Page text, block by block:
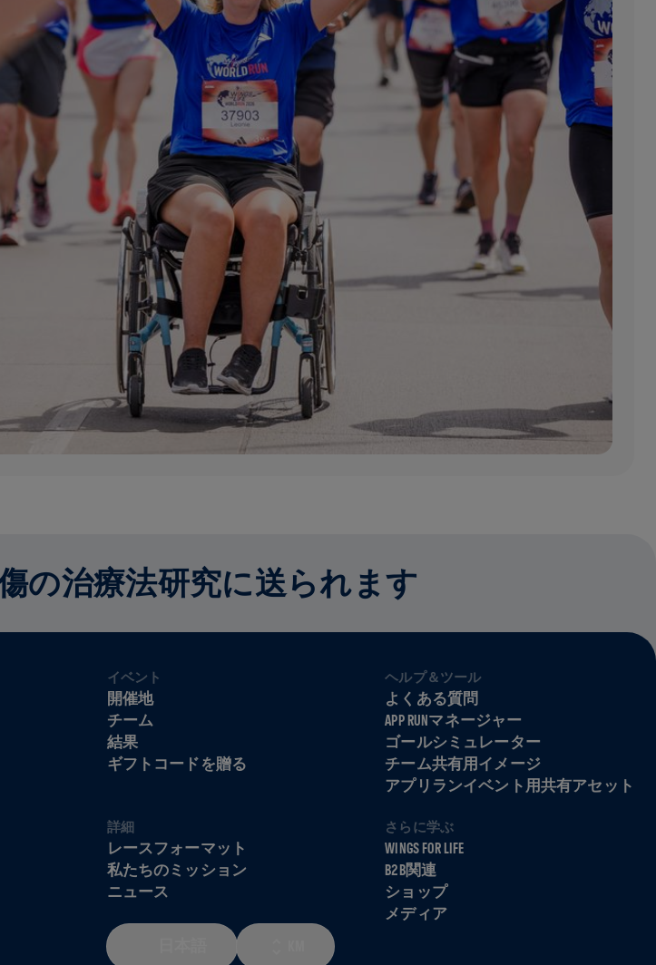
の治療法研究に送られます
イベント
開催地
チーム
結果
ギフトコードを贈る
ヘルプ＆ツール
よくある質問
APP RUNマネージャー
ゴールシミュレーター
チーム共有用イメージ
アプリランイベント用共有アセット
詳細
レースフォーマット
私たちのミッション
ニュース
さらに学ぶ
WINGS FOR LIFE
B2B関連
ショップ
メディア